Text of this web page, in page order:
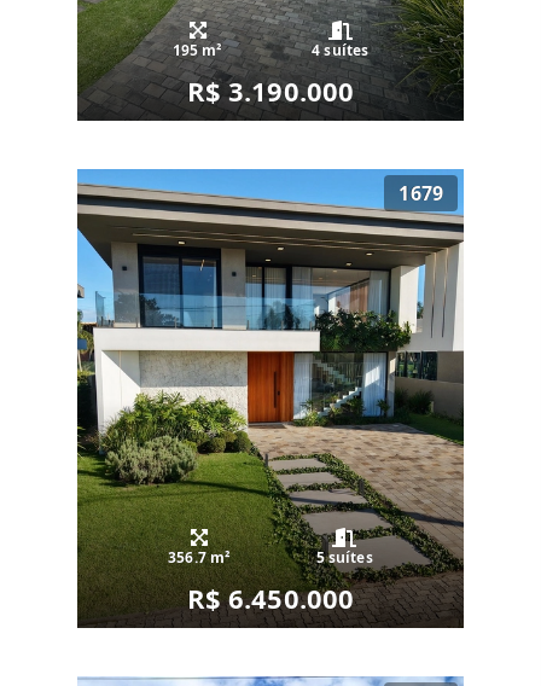
195 m² 4 suítes
R$ 3.190.000
1679
356.7 m² 5 suítes
R$ 6.450.000